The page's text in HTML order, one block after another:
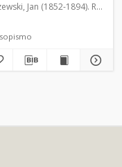
Jan (1852-1894). Red.